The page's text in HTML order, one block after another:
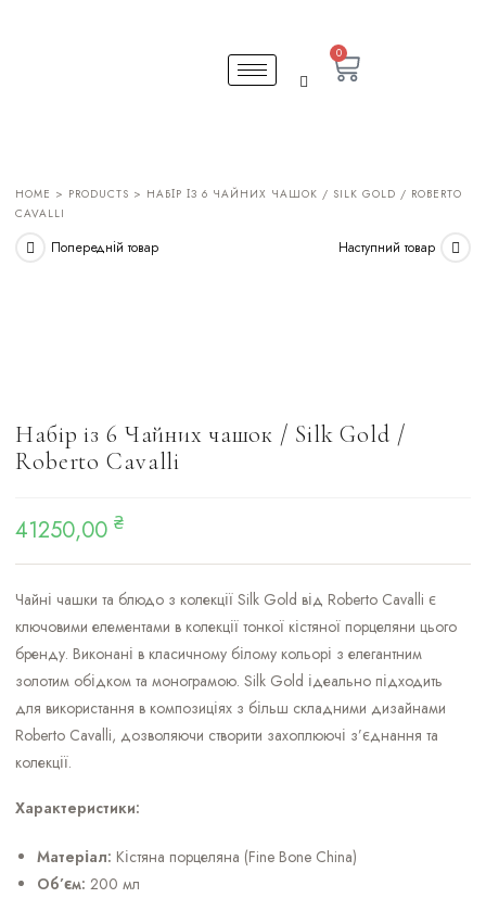
0
HOME > PRODUCTS > НАБІР ІЗ 6 ЧАЙНИХ ЧАШОК / SILK GOLD / ROBERTO
CAVALLI
Попередній товар Наступний товар
Набір із 6 Чайних чашок / Silk Gold /
Roberto Cavalli
41250,00 ₴
Чайні чашки та блюдо з колекції Silk Gold від Roberto Cavalli є
ключовими елементами в колекції тонкої кістяної порцеляни цього
бренду. Виконані в класичному білому кольорі з елегантним
золотим обідком та монограмою. Silk Gold ідеально підходить
для використання в композиціях з більш складними дизайнами
Roberto Cavalli, дозволяючи створити захоплюючі з’єднання та
колекції.
Характеристики:
Матеріал: Кістяна порцеляна (Fine Bone China)
Об’єм: 200 мл